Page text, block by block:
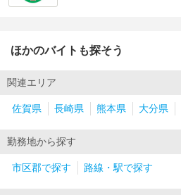
ほかのバイトも探そう
関連エリア
佐賀県 長崎県 熊本県 大分県
勤務地から探す
市区郡で探す 路線・駅で探す